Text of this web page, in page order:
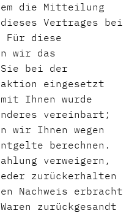
die Mitteilung
Vertrages bei
Für diese
wir das
bei der
eingesetzt
Ihnen wurde
vereinbart;
wir Ihnen wegen
berechnen.
verweigern,
zurückerhalten
Nachweis erbracht
zurückgesandt